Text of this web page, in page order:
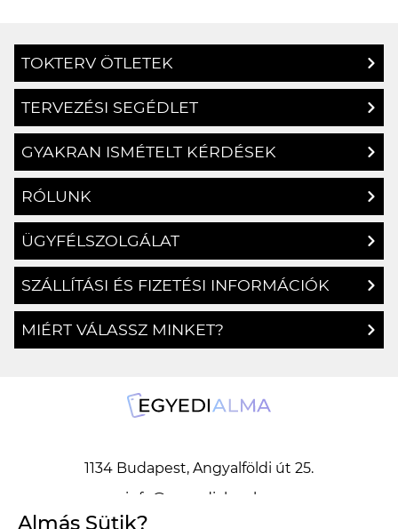
TOKTERV ÖTLETEK
TERVEZÉSI SEGÉDLET
GYAKRAN ISMÉTELT KÉRDÉSEK
RÓLUNK
ÜGYFÉLSZOLGÁLAT
SZÁLLÍTÁSI ÉS FIZETÉSI INFORMÁCIÓK
MIÉRT VÁLASSZ MINKET?
1134 Budapest, Angyalföldi út 25.
info@egyedialma.hu
Almás Sütik?